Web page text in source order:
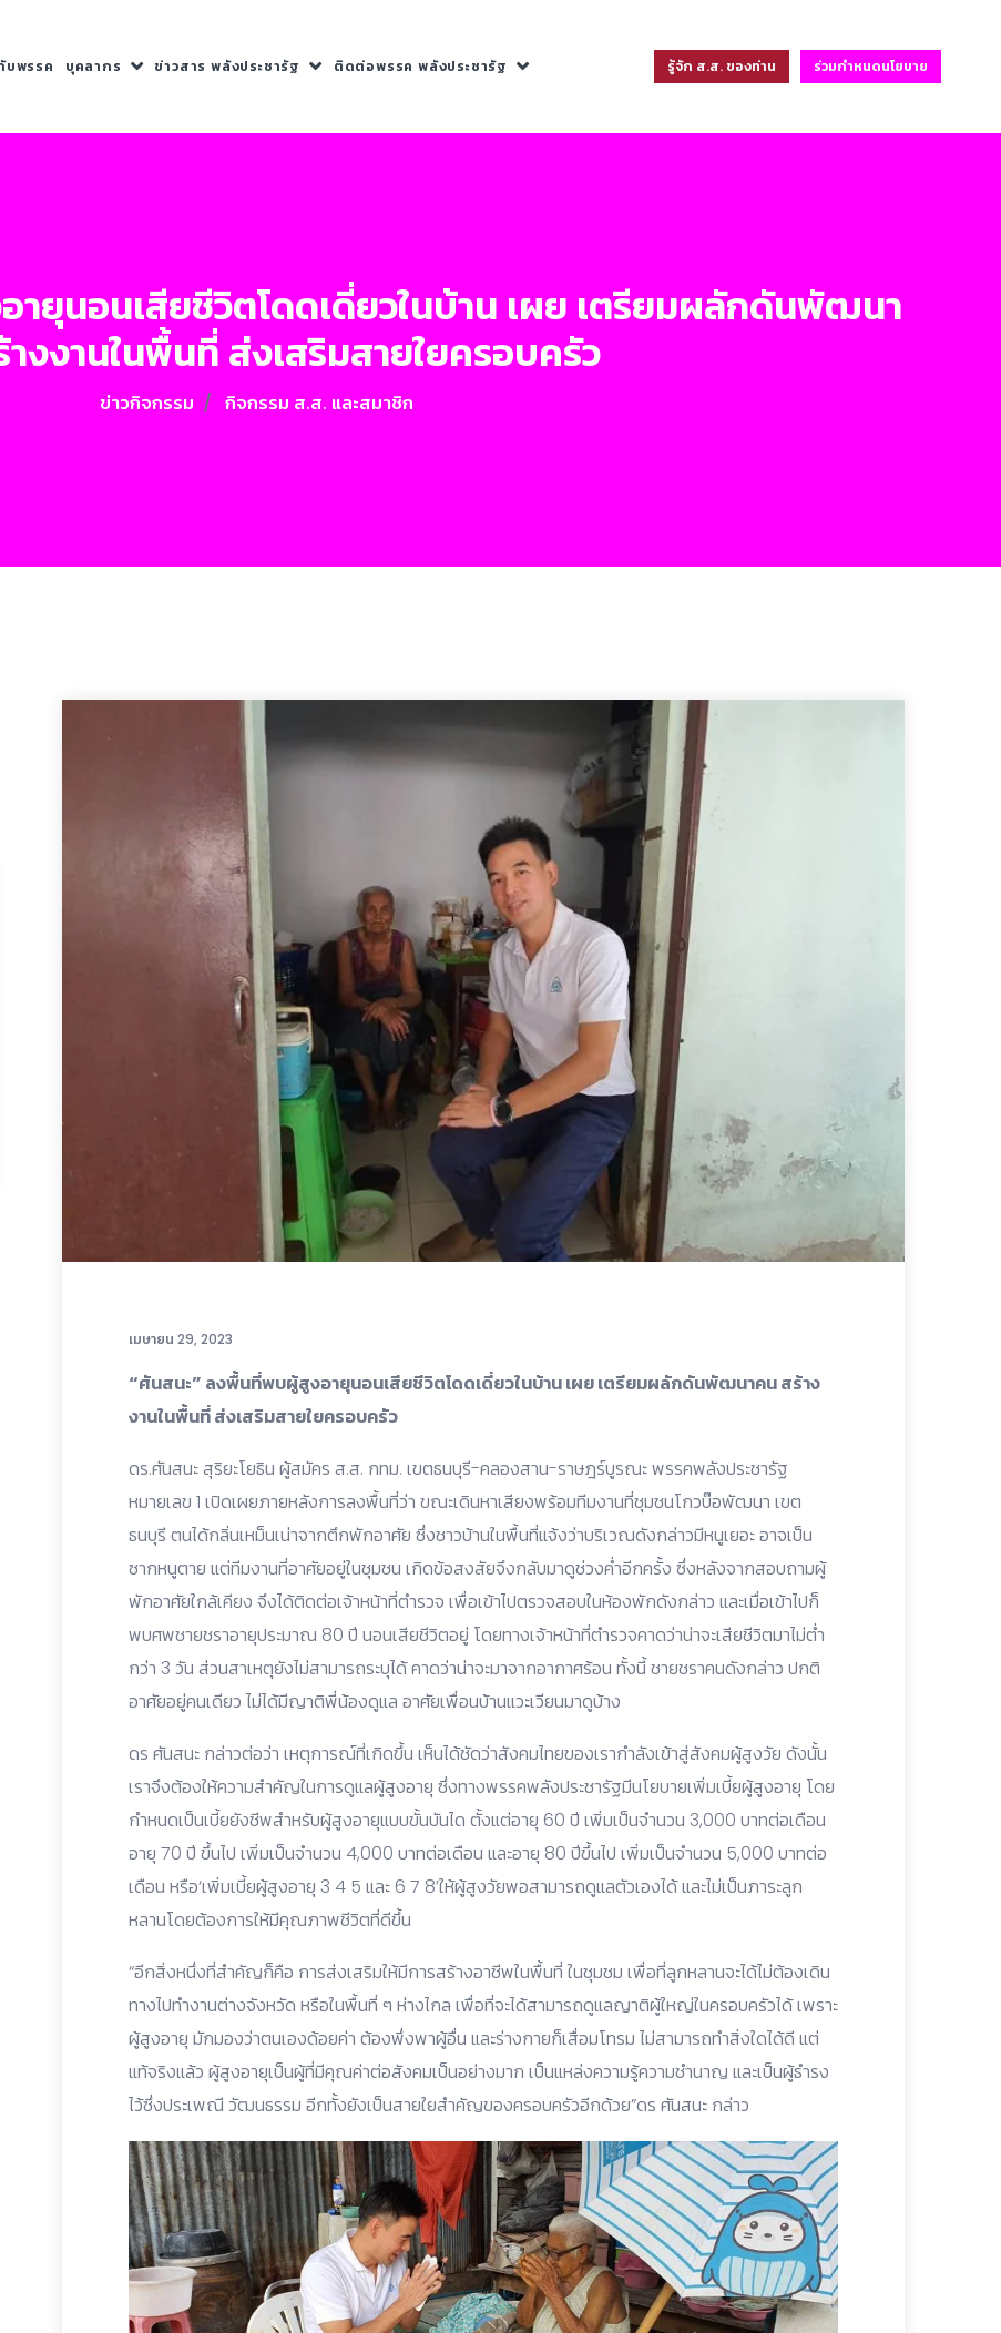
บพรรค บุคลากร ข่าวสาร พลังประชารัฐ ติดต่อพรรค พลังประชารัฐ รู้จัก ส.ส. ของท่าน ร่วมกำหนดนโยบาย
ยุนอนเสียชีวิตโดดเดี่ยวในบ้าน เผย เตรียมผลักดันพัฒนา
งงานในพื้นที่ ส่งเสริมสายใยครอบครัว
ข่าวกิจกรรม กิจกรรม ส.ส. และสมาชิก
เมษายน 29, 2023
“ศันสนะ” ลงพื้นที่พบผู้สูงอายุนอนเสียชีวิตโดดเดี่ยวในบ้าน เผย เตรียมผลักดันพัฒนาคน สร้าง
งานในพื้นที่ ส่งเสริมสายใยครอบครัว
ดร.ศันสนะ สุริยะโยธิน ผู้สมัคร ส.ส. กทม. เขตธนบุรี-คลองสาน-ราษฎร์บูรณะ พรรคพลังประชารัฐ
หมายเลข 1 เปิดเผยภายหลังการลงพื้นที่ว่า ขณะเดินหาเสียงพร้อมทีมงานที่ชุมชนโกวบ๊อพัฒนา เขต
ธนบุรี ตนได้กลิ่นเหม็นเน่าจากตึกพักอาศัย ซึ่งชาวบ้านในพื้นที่แจ้งว่าบริเวณดังกล่าวมีหนูเยอะ อาจเป็น
ซากหนูตาย แต่ทีมงานที่อาศัยอยู่ในชุมชน เกิดข้อสงสัยจึงกลับมาดูช่วงค่ำอีกครั้ง ซึ่งหลังจากสอบถามผู้
พักอาศัยใกล้เคียง จึงได้ติดต่อเจ้าหน้าที่ตำรวจ เพื่อเข้าไปตรวจสอบในห้องพักดังกล่าว และเมื่อเข้าไปก็
พบศพชายชราอายุประมาณ 80 ปี นอนเสียชีวิตอยู่ โดยทางเจ้าหน้าที่ตำรวจคาดว่าน่าจะเสียชีวิตมาไม่ต่ำ
กว่า 3 วัน ส่วนสาเหตุยังไม่สามารถระบุได้ คาดว่าน่าจะมาจากอากาศร้อน ทั้งนี้ ชายชราคนดังกล่าว ปกติ
อาศัยอยู่คนเดียว ไม่ได้มีญาติพี่น้องดูแล อาศัยเพื่อนบ้านแวะเวียนมาดูบ้าง
ดร ศันสนะ กล่าวต่อว่า เหตุการณ์ที่เกิดขึ้น เห็นได้ชัดว่าสังคมไทยของเรากำลังเข้าสู่สังคมผู้สูงวัย ดังนั้น
เราจึงต้องให้ความสำคัญในการดูแลผู้สูงอายุ ซึ่งทางพรรคพลังประชารัฐมีนโยบายเพิ่มเบี้ยผู้สูงอายุ โดย
กำหนดเป็นเบี้ยยังชีพสำหรับผู้สูงอายุแบบขั้นบันได ตั้งแต่อายุ 60 ปี เพิ่มเป็นจำนวน 3,000 บาทต่อเดือน
อายุ 70 ปี ขึ้นไป เพิ่มเป็นจำนวน 4,000 บาทต่อเดือน และอายุ 80 ปีขึ้นไป เพิ่มเป็นจำนวน 5,000 บาทต่อ
เดือน หรือ‘เพิ่มเบี้ยผู้สูงอายุ 3 4 5 และ 6 7 8’ให้ผู้สูงวัยพอสามารถดูแลตัวเองได้ และไม่เป็นภาระลูก
หลานโดยต้องการให้มีคุณภาพชีวิตที่ดีขึ้น
“อีกสิ่งหนึ่งที่สำคัญก็คือ การส่งเสริมให้มีการสร้างอาชีพในพื้นที่ ในชุมชม เพื่อที่ลูกหลานจะได้ไม่ต้องเดิน
ทางไปทำงานต่างจังหวัด หรือในพื้นที่ ๆ ห่างไกล เพื่อที่จะได้สามารถดูแลญาติผู้ใหญ่ในครอบครัวได้ เพราะ
ผู้สูงอายุ มักมองว่าตนเองด้อยค่า ต้องพึ่งพาผู้อื่น และร่างกายก็เสื่อมโทรม ไม่สามารถทำสิ่งใดได้ดี แต่
แท้จริงแล้ว ผู้สูงอายุเป็นผู้ที่มีคุณค่าต่อสังคมเป็นอย่างมาก เป็นแหล่งความรู้ความชำนาญ และเป็นผู้ธำรง
ไว้ซึ่งประเพณี วัฒนธรรม อีกทั้งยังเป็นสายใยสำคัญของครอบครัวอีกด้วย”ดร ศันสนะ กล่าว